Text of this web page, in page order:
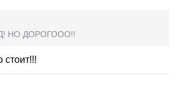
НО ДОРОГООО!!
стоит!!!